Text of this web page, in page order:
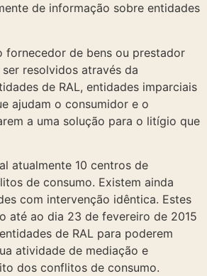
de informação sobre entidades
fornecedor de bens ou prestador
resolvidos através da
de RAL, entidades imparciais
ajudam o consumidor e o
a uma solução para o litígio que
atualmente 10 centros de
de consumo. Existem ainda
com intervenção idêntica. Estes
até ao dia 23 de fevereiro de 2015
de RAL para poderem
atividade de mediação e
dos conflitos de consumo.